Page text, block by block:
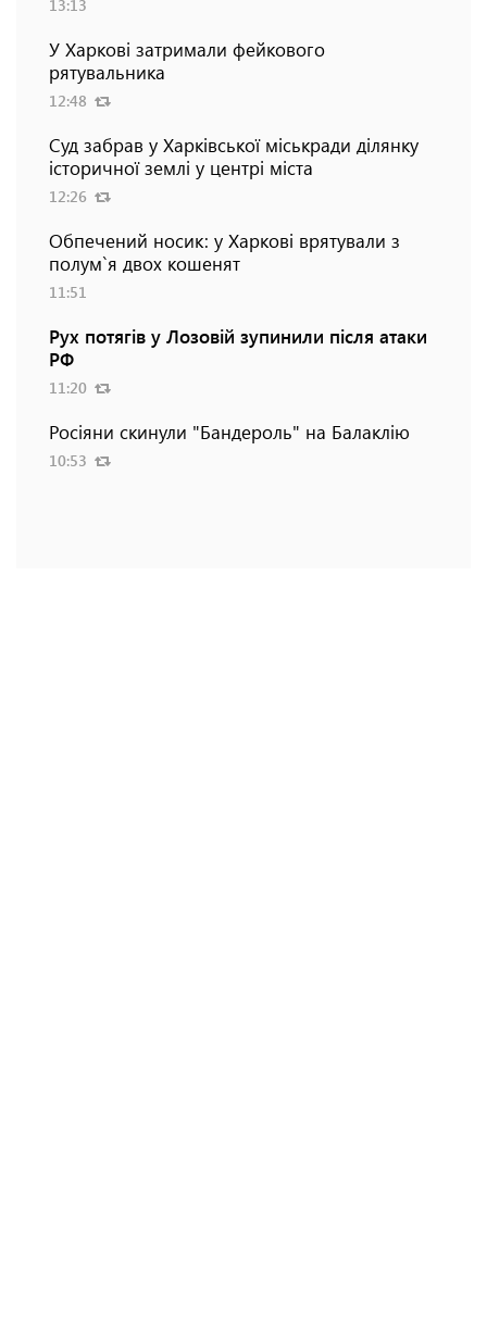
13:13
У Харкові затримали фейкового
рятувальника
12:48
Суд забрав у Харківської міськради ділянку
історичної землі у центрі міста
12:26
Обпечений носик: у Харкові врятували з
полум`я двох кошенят
11:51
Рух потягів у Лозовій зупинили після атаки
РФ
11:20
Росіяни скинули "Бандероль" на Балаклію
10:53